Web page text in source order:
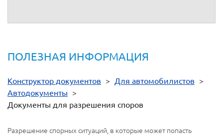
ПОЛЕЗНАЯ ИНФОРМАЦИЯ
Конструктор документов > Для автомобилистов >
Автодокументы >
Документы для разрешения споров
Разрешение спорных ситуаций, в которые может попасть